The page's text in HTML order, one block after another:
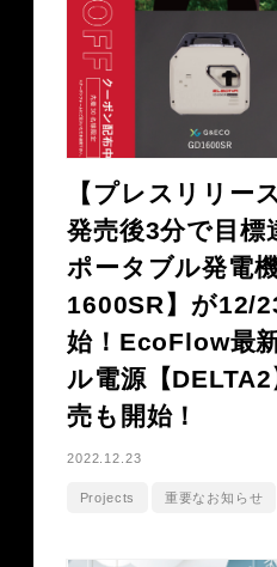
【プレスリリー
発売後3分で目標
ポータブル発電
1600SR】が12/
始！EcoFlow最
ル電源【
売も開始！
2022.12.23
Projects 重要なお知らせ